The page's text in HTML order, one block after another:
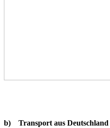
b) Transport aus